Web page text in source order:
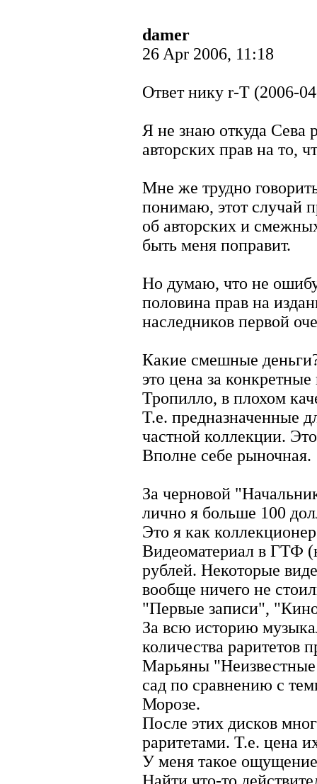
damer
26 Apr 2006, 11:18
Ответ нику r-T (2006-
Я не знаю откуда Сева
авторских прав на то,
Мне же трудно
понимаю, этот случай
об авторских и
быть меня поправит.
Но думаю, что не
половина прав на
наследников первой
Какие смешные
это цена за
Тропилло, в плохом
Т.е. предназначенные
частной коллекции.
Вполне себе рыночная.
За черновой
лично я больше 100
Это я как
Видеоматериал в ГТФ
рублей. Некоторые
вообще ничего не
"Первые записи",
За всю историю
количества раритетов
Марьяны "Неизвестные
сад по сравнению с
Морозе.
После этих дисков
раритетами. Т.е. цена
У меня такое